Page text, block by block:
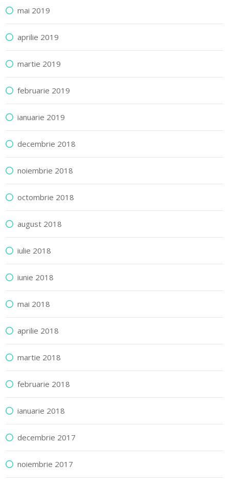
mai 2019
aprilie 2019
martie 2019
februarie 2019
ianuarie 2019
decembrie 2018
noiembrie 2018
octombrie 2018
august 2018
iulie 2018
iunie 2018
mai 2018
aprilie 2018
martie 2018
februarie 2018
ianuarie 2018
decembrie 2017
noiembrie 2017